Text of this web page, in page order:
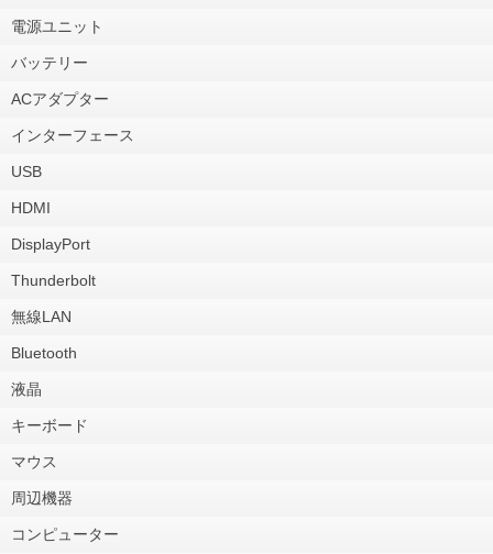
電源ユニット
バッテリー
ACアダプター
インターフェース
USB
HDMI
DisplayPort
Thunderbolt
無線LAN
Bluetooth
液晶
キーボード
マウス
周辺機器
コンピューター